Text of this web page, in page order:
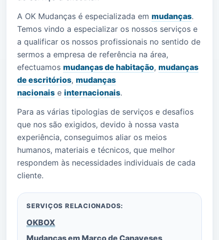
A OK Mudanças é especializada em mudanças.
Temos vindo a especializar os nossos serviços e
a qualificar os nossos profissionais no sentido de
sermos a empresa de referência na área,
efectuamos mudanças de habitação, mudanças
de escritórios, mudanças
nacionais e internacionais.
Para as várias tipologias de serviços e desafios
que nos são exigidos, devido à nossa vasta
experiência, conseguimos aliar os meios
humanos, materiais e técnicos, que melhor
respondem às necessidades individuais de cada
cliente.
SERVIÇOS RELACIONADOS:
OKBOX